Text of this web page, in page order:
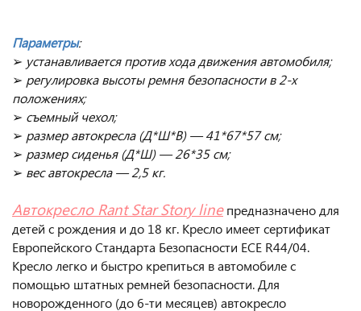
Параметры:
➢ устанавливается против хода движения автомобиля;
➢ регулировка высоты ремня безопасности в 2-х
положениях;
➢ съемный чехол;
➢ размер автокресла (Д*Ш*В) — 41*67*57 см;
➢ размер сиденья (Д*Ш) — 26*35 см;
➢ вес автокресла — 2,5 кг.
Автокресло Rant Star Story line предназначено для
детей с рождения и до 18 кг. Кресло имеет сертификат
Европейского Стандарта Безопасности ECE R44/04.
Кресло легко и быстро крепиться в автомобиле с
помощью штатных ремней безопасности. Для
новорожденного (до 6-ти месяцев) автокресло